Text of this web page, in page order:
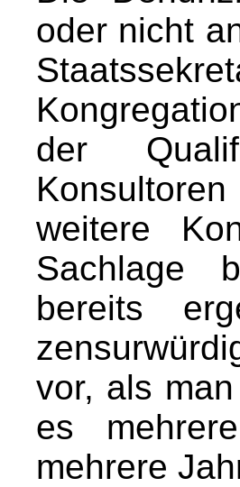
oder nicht
der
weitere
Sachlage
bereits
vor, als
es
mehrere